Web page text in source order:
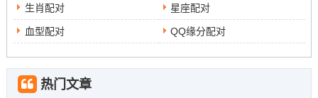
生肖配对 星座配对
血型配对 QQ缘分配对
热门文章